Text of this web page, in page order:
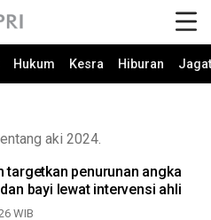
Hukum Kesra Hiburan Jagat
aki 2024.
targetkan penurunan angka
bayi lewat intervensi ahli
WIB